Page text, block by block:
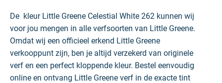
De kleur Little Greene Celestial White 262 kunnen wij
voor jou mengen in alle verfsoorten van Little Greene.
Omdat wij een officieel erkend Little Greene
verkooppunt zijn, ben je altijd verzekerd van originele
verf en een perfect kloppende kleur. Bestel eenvoudig
online en ontvang Little Greene verf in de exacte tint